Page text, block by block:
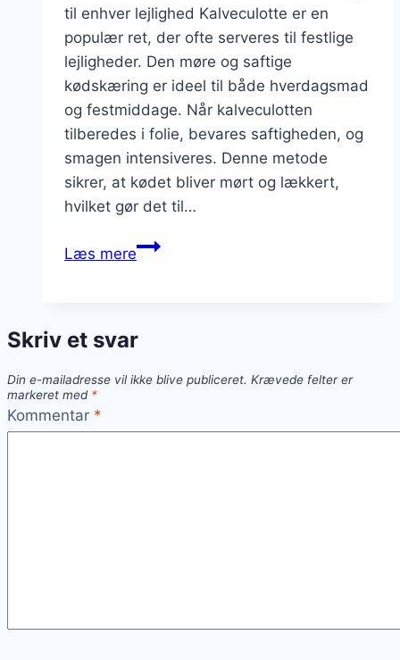
til enhver lejlighed Kalveculotte er en
populær ret, der ofte serveres til festlige
lejligheder. Den møre og saftige
kødskæring er ideel til både hverdagsmad
og festmiddage. Når kalveculotten
tilberedes i folie, bevares saftigheden, og
smagen intensiveres. Denne metode
sikrer, at kødet bliver mørt og lækkert,
hvilket gør det til…
Læs mereKalveculotte
festmiddag
Skriv et svar
Din e-mailadresse vil ikke blive publiceret. Krævede felter er
markeret med *
Kommentar *